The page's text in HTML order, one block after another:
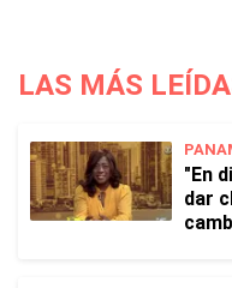
LAS MÁS
"En
dar